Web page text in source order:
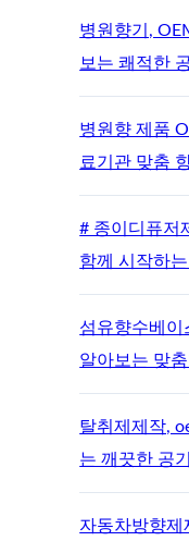
병원향기,
보는 쾌적한
병원향 제품
료기관 맞춤
# 종이디퓨저
함께 시작하
섬유향수베이
알아보는 맞
탈취제제작,
는 깨끗한 공
자동차방향제